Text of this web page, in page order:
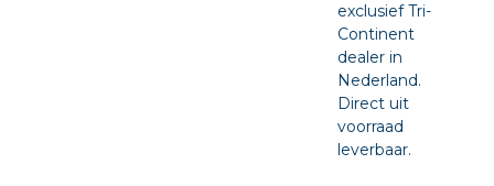
exclusief Tri-
Continent
dealer in
Nederland.
Direct uit
voorraad
leverbaar.